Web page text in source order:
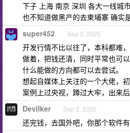
下子 上海 南京 深圳 各大一线城
也不知道做黑产的去柬埔寨 确实
super452 Sep 2, 2025
开发行情不比以往了，本科都难
做着，把钱还清，同时平常也可
什么能做的方向都可以去尝试。
想起自媒体上关注的一个大佬，
案例上过央视，蹲过大牢，出来
Devilker Sep 2, 2025
还完钱，去国外吧，你那个软件